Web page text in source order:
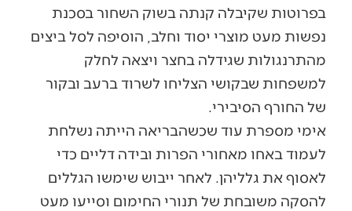
בפרוטות שקיבלה קנתה בשוק השחור בסכנת
נפשות מעט מוצרי יסוד וחלב, הוסיפה לסל ביצים
מהתרנגולות שגידלה בחצר ויצאה לחלק
למשפחות שבקושי הצליחו לשרוד ברעב ובקור
של החורף הסיבירי.
אימי מספרת עוד שכשהבריאה הייתה נשלחת
לעמוד באחו מאחורי הפרות ובידה דליים כדי
לאסוף את גלליהן. לאחר ייבוש שימשו הגללים
להסקה משובחת של תנורי החימום וסייעו מעט